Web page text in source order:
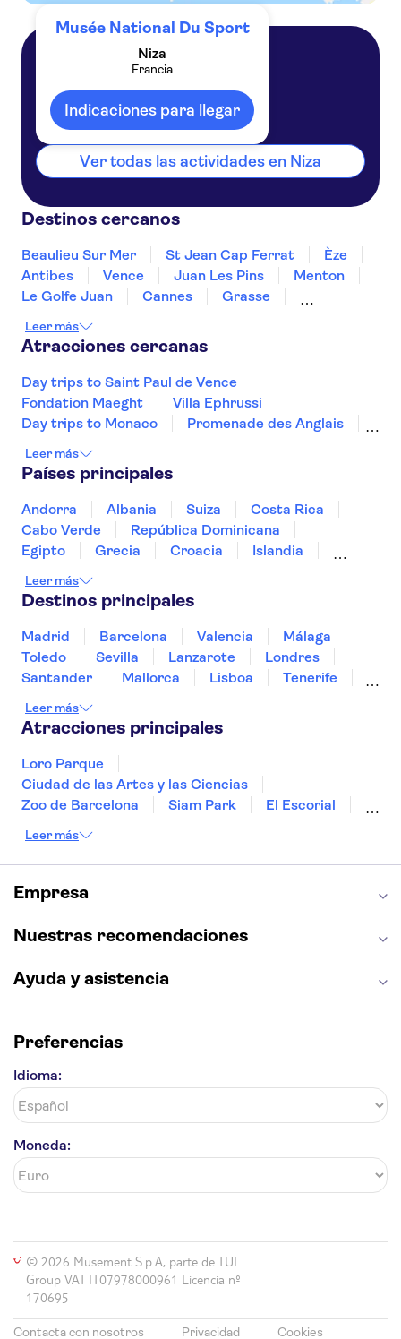
Musée National Du Sport
Niza
Francia
Indicaciones para llegar
Francia
Ver todas las actividades en Niza
Destinos cercanos
Beaulieu Sur Mer St Jean Cap Ferrat
Èze
Antibes
Vence Juan Les Pins
Menton
Le Golfe Juan
Cannes
Grasse
Draguignan
Leer más
Atracciones cercanas
Day trips to Saint Paul de Vence
Fondation Maeght
Villa Ephrussi
Day trips to Monaco
Promenade des Anglais
Casa de la Moneda de París
Museo de la Orangerie
Valle del Loira y Castillos
Monte Saint-Michel
Palacio Nacional de los Inválidos
Palacio de los Papas
Leer más
Países principales
Andorra Albania Suiza
Costa Rica
Cabo Verde
República Dominicana
Egipto
Grecia Croacia
Islandia
México
Noruega
Túnez
Turquía
Leer más
Destinos principales
Madrid Barcelona Valencia
Málaga
Toledo
Sevilla Lanzarote
Londres
Santander
Mallorca Lisboa
Tenerife
Bilbao
Menorca Granada
Alicante
Leer más
Atracciones principales
Loro Parque
Ciudad de las Artes y las Ciencias
Zoo de Barcelona
Siam Park
El Escorial
Cueva de Nerja
Capilla Sixtina
Montserrat
Museo del Louvre
Casa Batlló
Estadio Santiago Bernabéu
Alhambra
Leer más
Empresa
Nuestras recomendaciones
Ayuda y asistencia
Preferencias
Idioma:
Moneda:
© 2026 Musement S.p.A, parte de TUI
Group VAT IT07978000961 Licencia nº
170695
Contacta con nosotros Privacidad Cookies